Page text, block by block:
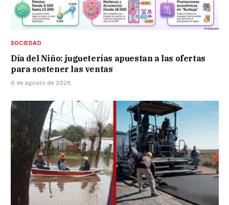
SOCIEDAD
Día del Niño: jugueterías apuestan a las ofertas
para sostener las ventas
6 de agosto de 2026